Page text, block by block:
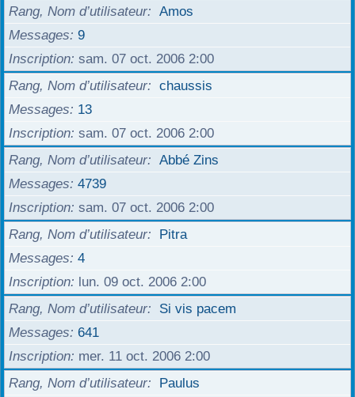
Rang, Nom d’utilisateur
Amos
Messages
9
Inscription sam. 07 oct. 2006 2:00
Rang, Nom d’utilisateur
chaussis
Messages
13
Inscription sam. 07 oct. 2006 2:00
Rang, Nom d’utilisateur
Abbé Zins
Messages
4739
Inscription sam. 07 oct. 2006 2:00
Rang, Nom d’utilisateur
Pitra
Messages
4
Inscription
lun. 09 oct. 2006 2:00
Rang, Nom d’utilisateur
Si vis pacem
Messages
641
Inscription
mer. 11 oct. 2006 2:00
Rang, Nom d’utilisateur
Paulus